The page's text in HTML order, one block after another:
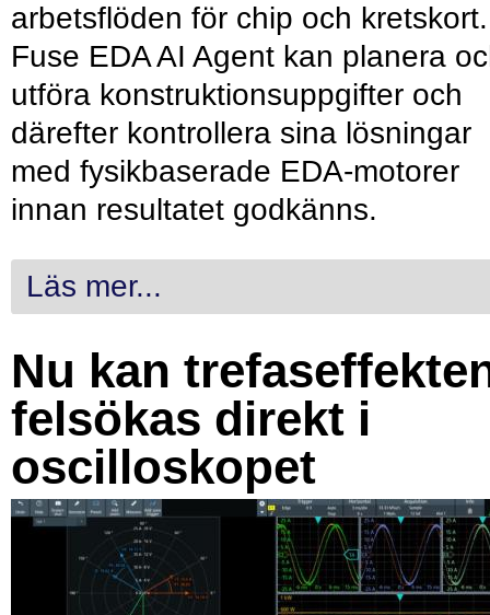
arbetsflöden för chip och kretskort.
Fuse EDA AI Agent kan planera
utföra konstruktionsuppgifter och
därefter kontrollera sina lösningar
med fysikbaserade EDA-motorer
innan resultatet godkänns.
Läs mer...
Nu kan
felsökas direkt i
oscilloskopet